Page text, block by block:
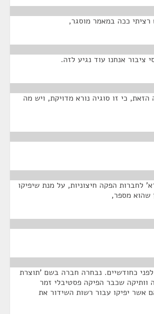
רציתי ככה במאמר מוסגר,
ציבור אנחנו עוד נגיע לזה.
כי זו סוגיה נורא מדויקת, ויש מה
לחברות הפקה חיצוניות, על מנת שיפיקו
שהוא מספר,
כחודשיים. נבחרה חברה בשם 'תוצרת
שכבר הפיקה פסטיבלי זמר
אשר יפיקו עבור רשות השידור את